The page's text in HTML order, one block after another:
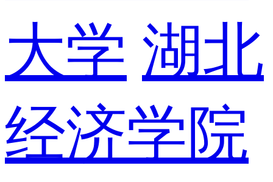
大学 湖北
经济学院